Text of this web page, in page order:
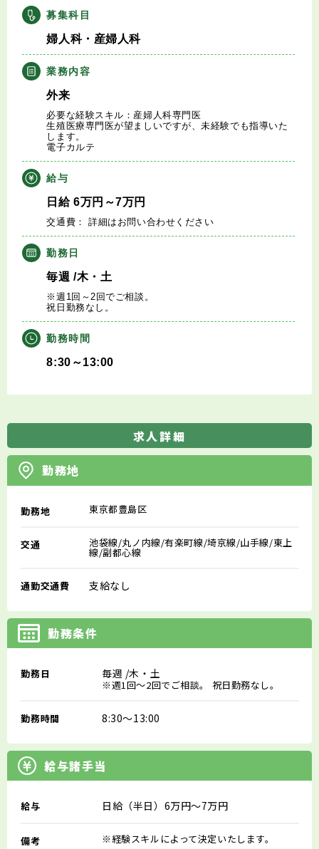
転職成功事例
医師の転職マニュアル
データで見る医師の平均年収
医師に役立つ取材記事
大学医局紹介
募集科目
婦人科・産婦人科
業務内容
外来
必要な経験スキル：産婦人科専門医
生殖医療専門医が望ましいですが、未経験でも指導いた
します。
電子カルテ
給与
日給6万円 ～7万円
交通費： 詳細はお問い合わせください
勤務日
毎週 /木・土
※週1回～2回でご相談。
祝日勤務なし。
勤務時間
8:30～13:00
求人詳細
勤務地
勤務地 東京都豊島区
交通 池袋線/丸ノ内線/有楽町線/埼京線/山手線/東上
線/副都心線
通勤交通費 支給なし
勤務条件
勤務日 毎週 /木・土
※週1回～2回でご相談。 祝日勤務なし。
勤務時間 8:30～13:00
給与諸手当
給与 日給（半日）6万円～7万円
備考 ※経験スキルによって決定いたします。